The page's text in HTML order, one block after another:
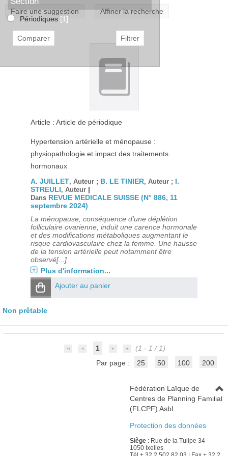
Faire une suggestion Affiner la recherche
Article : Article de périodique
Hypertension artérielle et ménopause :
physiopathologie et impact des traitements
hormonaux
A. JUILLET, Auteur ; B. LE TINIER, Auteur ; I.
STREULI, Auteur |
Dans REVUE MEDICALE SUISSE (N° 886, 11
septembre 2024)
La ménopause, conséquence d’une déplétion
folliculaire ovarienne, induit une carence hormonale
et des modifications métaboliques augmentant le
risque cardiovasculaire chez la femme. Une hausse
de la tension artérielle peut notamment être
observé[...]
Plus d'information...
Ajouter au panier
Non prêtable
1
(1 - 1 / 1)
Par page :
25 50 100 200
Périodiques [1]
Fédération Laïque de
Centres de Planning Familial
(FLCPF) Asbl
Protection des données
Siège: Rue de la Tulipe 34 -
1050 Ixelles